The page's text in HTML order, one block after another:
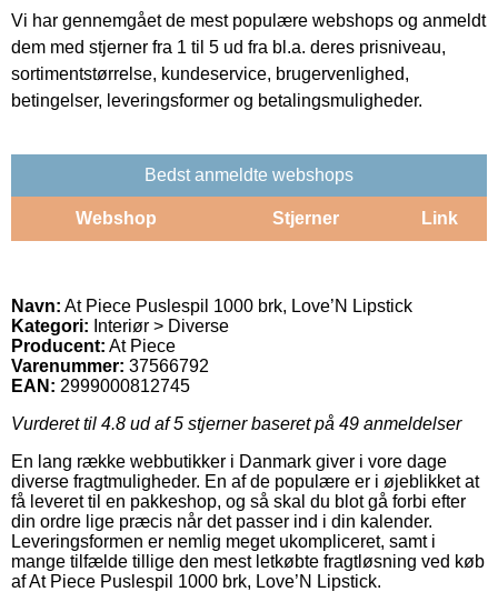
Vi har gennemgået de mest populære webshops og anmeldt
dem med stjerner fra 1 til 5 ud fra bl.a. deres prisniveau,
sortimentstørrelse, kundeservice, brugervenlighed,
betingelser, leveringsformer og betalingsmuligheder.
Bedst anmeldte webshops
Webshop Stjerner Link
Navn: At Piece Puslespil 1000 brk, Love’N Lipstick
Kategori: Interiør > Diverse
Producent: At Piece
Varenummer: 37566792
EAN: 2999000812745
Vurderet til 4.8 ud af 5 stjerner baseret på 49 anmeldelser
En lang række webbutikker i Danmark giver i vore dage
diverse fragtmuligheder. En af de populære er i øjeblikket at
få leveret til en pakkeshop, og så skal du blot gå forbi efter
din ordre lige præcis når det passer ind i din kalender.
Leveringsformen er nemlig meget ukompliceret, samt i
mange tilfælde tillige den mest letkøbte fragtløsning ved køb
af At Piece Puslespil 1000 brk, Love’N Lipstick.